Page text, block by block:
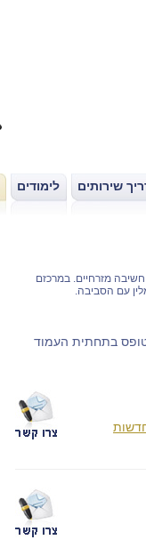
שירותים לימודים
מזרחיים. במרכזם
עם הסביבה.
בתחתית העמוד